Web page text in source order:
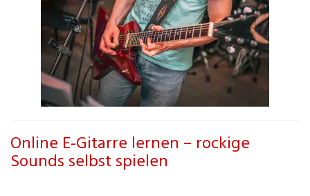
Online E-Gitarre lernen – rockige
Sounds selbst spielen